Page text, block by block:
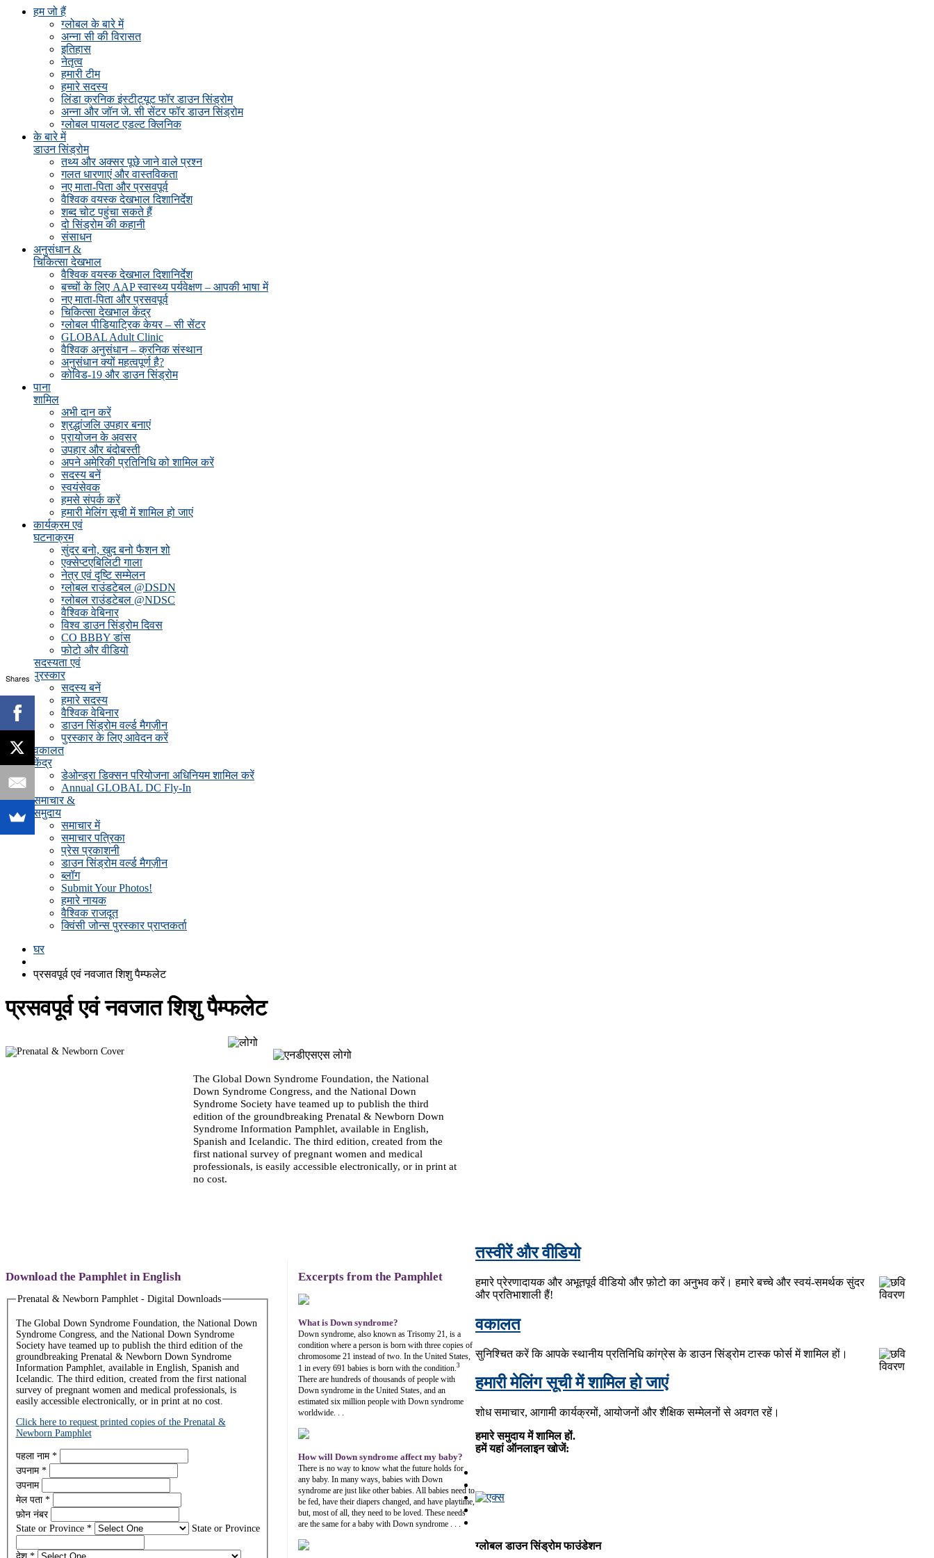
हम जो हैं
ग्लोबल के बारे में
अन्ना सी की विरासत
इतिहास
नेतृत्व
हमारी टीम
हमारे सदस्य
लिंडा क्रनिक इंस्टीट्यूट फॉर डाउन सिंड्रोम
अन्ना और जॉन जे. सी सेंटर फॉर डाउन सिंड्रोम
ग्लोबल पायलट एडल्ट क्लिनिक
के बारे में
डाउन सिंड्रोम
तथ्य और अक्सर पूछे जाने वाले प्रश्न
गलत धारणाएं और वास्तविकता
नए माता-पिता और प्रसवपूर्व
वैश्विक वयस्क देखभाल दिशानिर्देश
शब्द चोट पहुंचा सकते हैं
दो सिंड्रोम की कहानी
संसाधन
अनुसंधान &
चिकित्सा देखभाल
वैश्विक वयस्क देखभाल दिशानिर्देश
बच्चों के लिए AAP स्वास्थ्य पर्यवेक्षण – आपकी भाषा में
नए माता-पिता और प्रसवपूर्व
चिकित्सा देखभाल केंद्र
ग्लोबल पीडियाट्रिक केयर – सी सेंटर
GLOBAL Adult Clinic
वैश्विक अनुसंधान – क्रनिक संस्थान
अनुसंधान क्यों महत्वपूर्ण है?
कोविड-19 और डाउन सिंड्रोम
पाना
शामिल
अभी दान करें
श्रद्धांजलि उपहार बनाएं
प्रायोजन के अवसर
उपहार और बंदोबस्ती
अपने अमेरिकी प्रतिनिधि को शामिल करें
सदस्य बनें
स्वयंसेवक
हमसे संपर्क करें
हमारी मेलिंग सूची में शामिल हो जाएं
कार्यक्रम एवं
घटनाक्रम
सुंदर बनो, खुद बनो फैशन शो
एक्सेप्टएबिलिटी गाला
नेत्र एवं दृष्टि सम्मेलन
ग्लोबल राउंडटेबल @DSDN
ग्लोबल राउंडटेबल @NDSC
वैश्विक वेबिनार
विश्व डाउन सिंड्रोम दिवस
CO BBBY डांस
फोटो और वीडियो
सदस्यता एवं
पुरस्कार
सदस्य बनें
हमारे सदस्य
वैश्विक वेबिनार
डाउन सिंड्रोम वर्ल्ड मैगज़ीन
पुरस्कार के लिए आवेदन करें
वकालत
केंद्र
डेओन्ड्रा डिक्सन परियोजना अधिनियम शामिल करें
Annual GLOBAL DC Fly-In
समाचार &
समुदाय
समाचार में
समाचार पत्रिका
प्रेस प्रकाशनी
डाउन सिंड्रोम वर्ल्ड मैगज़ीन
ब्लॉग
Submit Your Photos!
हमारे नायक
वैश्विक राजदूत
क्विंसी जोन्स पुरस्कार प्राप्तकर्ता
घर
प्रसवपूर्व एवं नवजात शिशु पैम्फलेट
प्रसवपूर्व एवं नवजात शिशु पैम्फलेट
The Global Down Syndrome Foundation, the National
Down Syndrome Congress, and the National Down
Syndrome Society have teamed up to publish the third
edition of the groundbreaking Prenatal & Newborn Down
Syndrome Information Pamphlet, available in English,
Spanish and Icelandic. The third edition, created from the
first national survey of pregnant women and medical
professionals, is easily accessible electronically, or in print at
no cost.
Download the Pamphlet in English
Prenatal & Newborn Pamphlet - Digital Downloads
The Global Down Syndrome Foundation, the National Down
Syndrome Congress, and the National Down Syndrome
Society have teamed up to publish the third edition of the
groundbreaking Prenatal & Newborn Down Syndrome
Information Pamphlet, available in English, Spanish and
Icelandic. The third edition, created from the first national
survey of pregnant women and medical professionals, is
easily accessible electronically, or in print at no cost.
Click here to request printed copies of the Prenatal &
Newborn Pamphlet
पहला नाम *
उपनाम *
उपनाम
मेल पता *
फ़ोन नंबर
State or Province * State or Province
Excerpts from the Pamphlet
What is Down syndrome?
Down syndrome, also known as Trisomy 21, is a
condition where a person is born with three copies of
chromosome 21 instead of two. In the United States,
1 in every 691 babies is born with the condition.3
There are hundreds of thousands of people with
Down syndrome in the United States, and an
estimated six million people with Down syndrome
worldwide. . .
How will Down syndrome affect my baby?
There is no way to know what the future holds for
any baby. In many ways, babies with Down
syndrome are just like other babies. All babies need to
be fed, have their diapers changed, and have playtime,
but, most of all, they need to be loved. These needs
are the same for a baby with Down syndrome . . .
तस्वीरें और वीडियो
हमारे प्रेरणादायक और अभूतपूर्व वीडियो और फ़ोटो का अनुभव करें। हमारे बच्चे और स्वयं-समर्थक सुंदर
और प्रतिभाशाली हैं!
वकालत
सुनिश्चित करें कि आपके स्थानीय प्रतिनिधि कांग्रेस के डाउन सिंड्रोम टास्क फोर्स में शामिल हों।
हमारी मेलिंग सूची में शामिल हो जाएं
शोध समाचार, आगामी कार्यक्रमों, आयोजनों और शैक्षिक सम्मेलनों से अवगत रहें।
हमारे समुदाय में शामिल हों.
हमें यहां ऑनलाइन खोजें:
ग्लोबल डाउन सिंड्रोम फाउंडेशन
Shares